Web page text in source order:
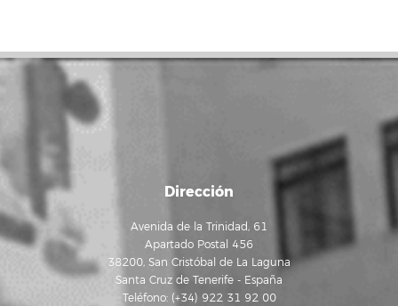
Dirección
Avenida de la Trinidad, 61
Apartado Postal 456
38200, San Cristóbal de La Laguna
Santa Cruz de Tenerife - España
Teléfono: (+34) 922 31 92 00